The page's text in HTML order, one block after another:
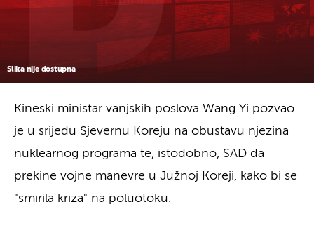
Slika nije dostupna
Kineski ministar vanjskih poslova Wang Yi pozvao
je u srijedu Sjevernu Koreju na obustavu njezina
nuklearnog programa te, istodobno, SAD da
prekine vojne manevre u Južnoj Koreji, kako bi se
"smirila kriza" na poluotoku.